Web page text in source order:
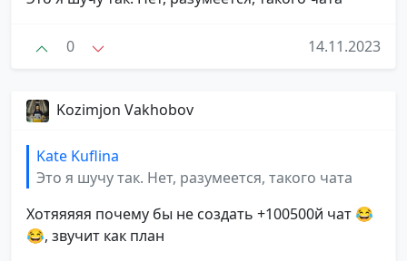
0 14.11.2023
Kozimjon Vakhobov
Kate Kuflina
Это я шучу так. Нет, разумеется, такого чата
Хотяяяяя почему бы не создать +100500й чат 😂
😂, звучит как план